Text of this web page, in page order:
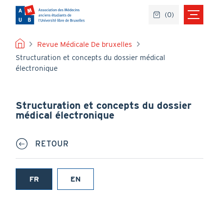
contenu
principal
FIL
D'ARIANE
Revue Médicale De bruxelles
Structuration et concepts du dossier médical
électronique
Structuration et concepts du dossier
médical électronique
RETOUR
FR
(onglet
EN
(0)